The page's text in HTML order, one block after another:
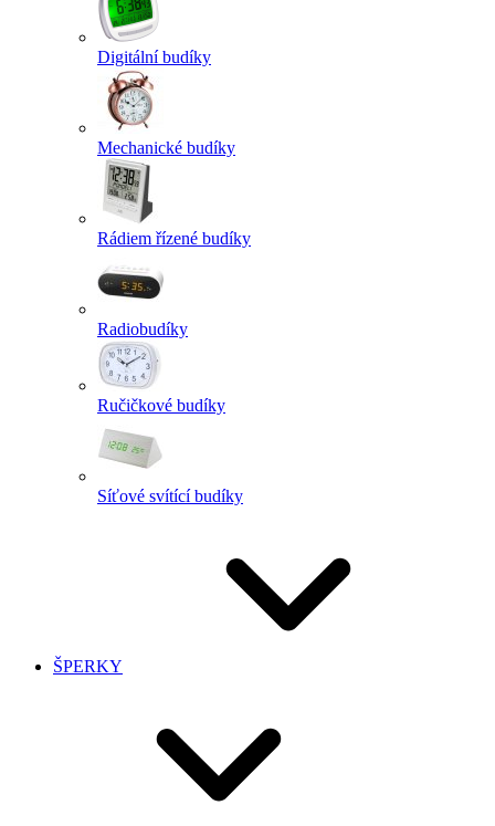
Digitální budíky
Mechanické budíky
Rádiem řízené budíky
Radiobudíky
Ručičkové budíky
Síťové svítící budíky
ŠPERKY